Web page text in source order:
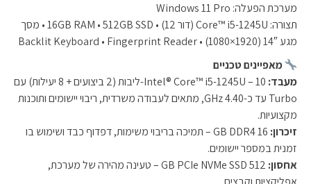
מערכת הפעלה: Windows 11 Pro
תצורה: Core™ i5-1245U (דור 12) • 16GB RAM • 512GB SSD • מסך
מגע 14″ (1920×1080) • Backlit Keyboard • Fingerprint Reader
מאפיינים טכניים
מעבד:
Intel® Core™ i5-1245U – 10-ליבות (2 ביצועים + 8 יעילות) עם
Turbo עד כ-4.40 GHz, מתאים לעבודה משרדית, ריבוי יישומים ותוכנות
מקצועיות.
זיכרון:
16 GB DDR4 – תמיכה בריבוי משימות, דפדוף כבד ושימוש בו
זמנית במספר יישומים.
אחסון:
512 GB PCIe NVMe SSD – טעינה מהירה של מערכת,